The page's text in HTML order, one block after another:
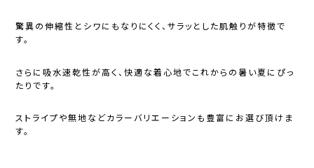
驚異の伸縮性とシワにもなりにくく、サラッとした肌触りが特徴で
す。
さらに吸水速乾性が高く、快適な着心地でこれからの暑い夏にぴっ
たりです。
ストライプや無地などカラーバリエーションも豊富にお選び頂けま
す。